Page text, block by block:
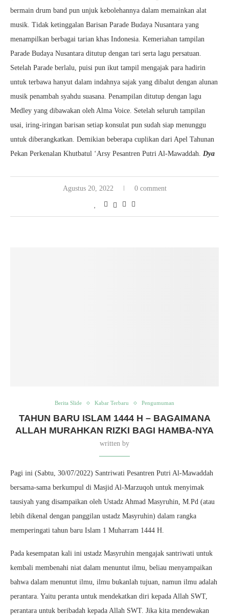
bermain drum band pun unjuk kebolehannya dalam memainkan alat
musik. Tidak ketinggalan Barisan Parade Budaya Nusantara yang
menampilkan berbagai tarian khas Indonesia. Kemeriahan tampilan
Parade Budaya Nusantara ditutup dengan tari serta lagu persatuan.
Setelah Parade berlalu, puisi pun ikut tampil mengajak para hadirin
untuk terbawa hanyut dalam indahnya sajak yang dibalut dengan alunan
musik penambah syahdu suasana. Penampilan ditutup dengan lagu
Medley yang dibawakan oleh Alma Voice. Setelah seluruh tampilan
usai, iring-iringan barisan setiap konsulat pun sudah siap menunggu
untuk diberangkatkan. Demikian beberapa cuplikan dari Apel Tahunan
Pekan Perkenalan Khutbatul ‘Arsy Pesantren Putri Al-Mawaddah. Dya
Agustus 20, 2022 0 comment
Berita Slide Kabar Terbaru Pengumuman
TAHUN BARU ISLAM 1444 H – BAGAIMANA
ALLAH MURAHKAN RIZKI BAGI HAMBA-NYA
written by
Pagi ini (Sabtu, 30/07/2022) Santriwati Pesantren Putri Al-Mawaddah
bersama-sama berkumpul di Masjid Al-Marzuqoh untuk menyimak
tausiyah yang disampaikan oleh Ustadz Ahmad Masyruhin, M.Pd (atau
lebih dikenal dengan panggilan ustadz Masyruhin) dalam rangka
memperingati tahun baru Islam 1 Muharram 1444 H.
Pada kesempatan kali ini ustadz Masyruhin mengajak santriwati untuk
kembali membenahi niat dalam menuntut ilmu, beliau menyampaikan
bahwa dalam menuntut ilmu, ilmu bukanlah tujuan, namun ilmu adalah
perantara. Yaitu peranta untuk mendekatkan diri kepada Allah SWT,
perantara untuk beribadah kepada Allah SWT. Jika kita mendewakan